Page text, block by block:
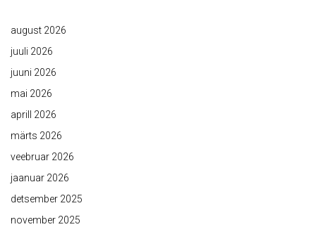
august 2026
juuli 2026
juuni 2026
mai 2026
aprill 2026
märts 2026
veebruar 2026
jaanuar 2026
detsember 2025
november 2025